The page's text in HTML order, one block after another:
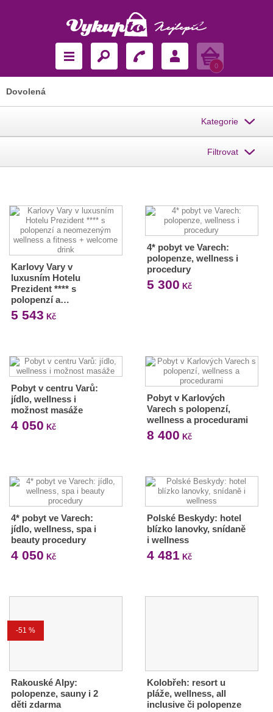
Košík
0
Dovolená
Kategorie
Filtrovat
Karlovy Vary v
luxusním Hotelu
Prezident **** s
polopenzí a…
5 543 Kč
4* pobyt ve Varech:
polopenze, wellness i
procedury
5 300 Kč
Pobyt v centru Varů:
jídlo, wellness i
možnost masáže
4 050 Kč
Pobyt v Karlových
Varech s polopenzí,
wellness a procedurami
8 400 Kč
4* pobyt ve Varech:
jídlo, wellness, spa i
beauty procedury
4 050 Kč
Polské Beskydy: hotel
blízko lanovky, snídaně
i wellness
4 481 Kč
-51 %
Rakouské Alpy:
polopenze, sauny i 2
děti zdarma
Kolobřeh: resort u
pláže, wellness, all
inclusive či polopenze